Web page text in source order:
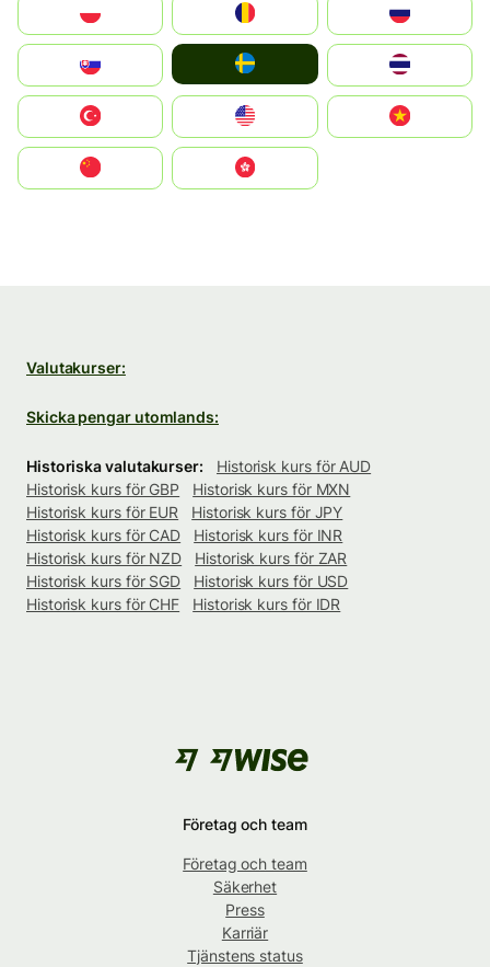
United States
中國香港特別行政區
Valutakurser:
Skicka pengar utomlands:
Historiska valutakurser:
Historisk kurs för AUD
Historisk kurs för GBP
Historisk kurs för MXN
Historisk kurs för EUR
Historisk kurs för JPY
Historisk kurs för CAD
Historisk kurs för INR
Historisk kurs för NZD
Historisk kurs för ZAR
Historisk kurs för SGD
Historisk kurs för USD
Historisk kurs för CHF
Historisk kurs för IDR
Företag och team
Företag och team
Säkerhet
Press
Karriär
Tjänstens status